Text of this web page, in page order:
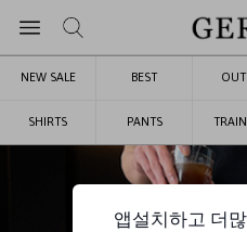
NEW SALE BEST
SHIRTS PANTS
앱설치하고 더